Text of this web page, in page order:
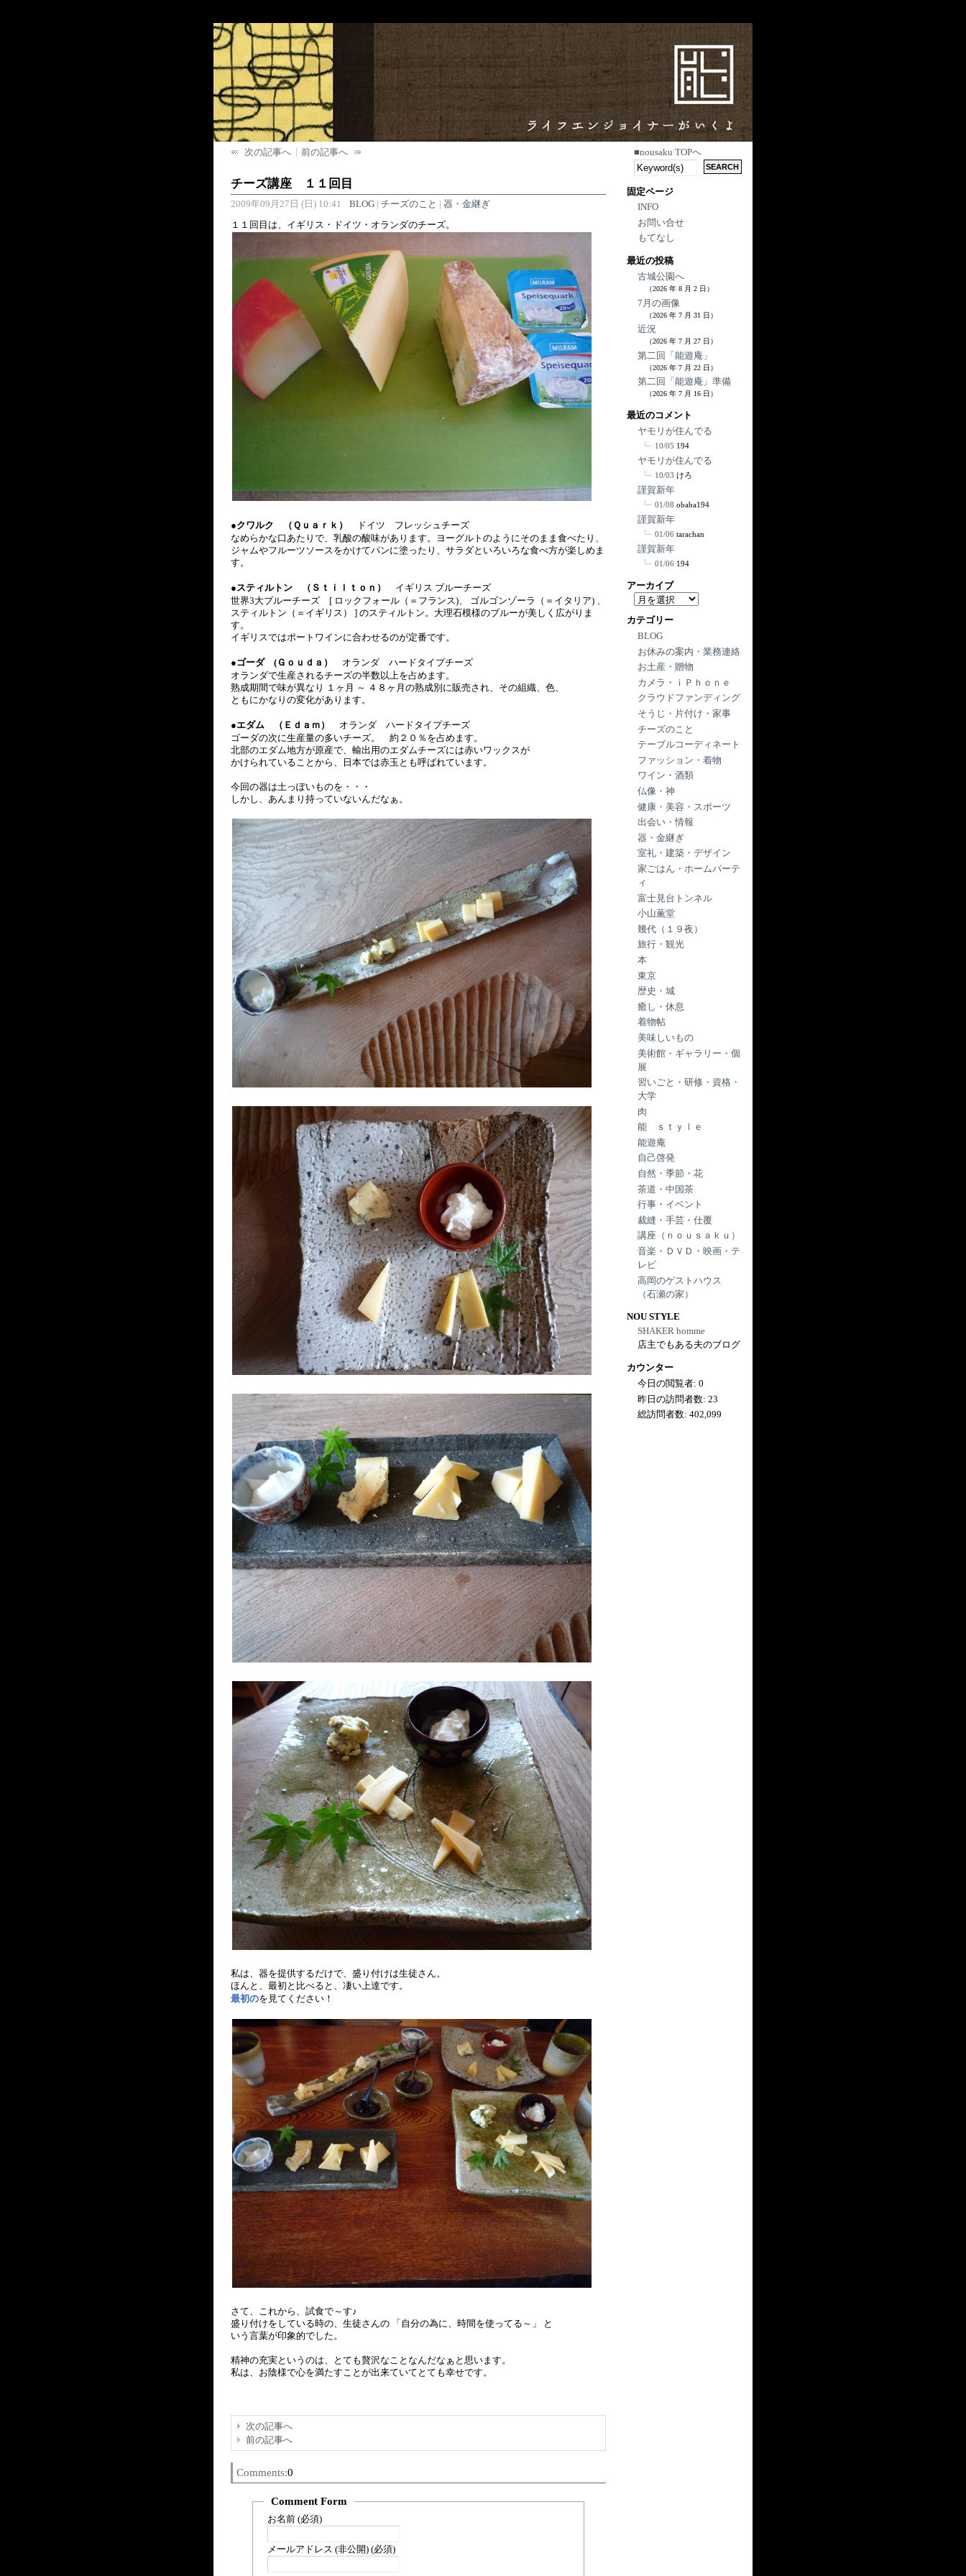
次の記事へ 前の記事へ
チーズ講座 １１回目
2009年09月27日 (日) 10:41 BLOG| チーズのこと | 器・金継ぎ
１１回目は、イギリス・ドイツ・オランダのチーズ。
●クワルク （Ｑｕａｒｋ）
ドイツ フレッシュチーズ
なめらかな口あたりで、乳酸の酸味があります。ヨーグルトのようにそのまま食べたり、
ジャムやフルーツソースをかけてパンに塗ったり、サラダといろいろな食べ方が楽しめま
す。
●スティルトン （Ｓｔｉｌｔｏｎ）
イギリス ブルーチーズ
世界3大ブルーチーズ [ ロックフォール（＝フランス)、 ゴルゴンゾーラ（＝イタリア) 、
スティルトン（＝イギリス） ] のスティルトン。大理石模様のブルーが美しく広がりま
す。
イギリスではポートワインに合わせるのが定番です。
●ゴーダ (Ｇｏｕｄａ）
オランダ ハードタイプチーズ
オランダで生産されるチーズの半数以上を占めます。
熟成期間で味が異なり １ヶ月 ～ ４８ヶ月の熟成別に販売され、その組織、色、
ともにかなりの変化があります。
●エダム （Ｅｄａｍ）
オランダ ハードタイプチーズ
ゴーダの次に生産量の多いチーズ。 約２０％を占めます。
北部のエダム地方が原産で、輸出用のエダムチーズには赤いワックスが
かけられていることから、日本では赤玉とも呼ばれています。
今回の器は土っぽいものを・・・
しかし、あんまり持っていないんだなぁ。
私は、器を提供するだけで、盛り付けは生徒さん。
ほんと、最初と比べると、凄い上達です。
最初のを見てください！
さて、これから、試食で～す♪
盛り付けをしている時の、生徒さんの 「自分の為に、時間を使ってる～」 と
いう言葉が印象的でした。
精神の充実というのは、とても贅沢なことなんだなぁと思います。
私は、お陰様で心を満たすことが出来ていてとても幸せです。
次の記事へ
前の記事へ
Comments:0
Comment Form
お名前 (必須)
メールアドレス (非公開) (必須)
■nousaku TOPへ
固定ページ
INFO
お問い合せ
もてなし
最近の投稿
古城公園へ
（2026 年 8 月 2 日）
7月の画像
（2026 年 7 月 31 日）
近況
（2026 年 7 月 27 日）
第二回「能遊庵」
（2026 年 7 月 22 日）
第二回「能遊庵」準備
（2026 年 7 月 16 日）
最近のコメント
ヤモリが住んでる
10/05 194
ヤモリが住んでる
10/03 けろ
謹賀新年
01/08 obaba194
謹賀新年
01/06 tarachan
謹賀新年
01/06 194
アーカイブ
ア
カ
イ
ブ
カテゴリー
BLOG
お休みの案内・業務連絡
お土産・贈物
カメラ・ｉＰｈｏｎｅ
クラウドファンディング
そうじ・片付け・家事
チーズのこと
テーブルコーディネート
ファッション・着物
ワイン・酒類
仏像・神
健康・美容・スポーツ
出会い・情報
器・金継ぎ
室礼・建築・デザイン
家ごはん・ホームパーテ
ィ
富士見台トンネル
小山薫堂
幾代（１９夜）
旅行・観光
本
東京
歴史・城
癒し・休息
着物帖
美味しいもの
美術館・ギャラリー・個
展
習いごと・研修・資格・
大学
肉
能 ｓｔｙｌｅ
能遊庵
自己啓発
自然・季節・花
茶道・中国茶
行事・イベント
裁縫・手芸・仕覆
講座（ｎｏｕｓａｋｕ）
音楽・ＤＶＤ・映画・テ
レビ
高岡のゲストハウス
（石瀬の家）
NOU STYLE
SHAKER homme
店主でもある夫のブログ
カウンター
今日の閲覧者:0
昨日の訪問者数:23
総訪問者数:402,099